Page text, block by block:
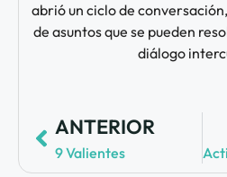
abrió un ciclo de
de asuntos que se pueden
diálogo
ANTERIOR
9 Valientes